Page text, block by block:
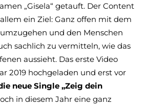
„Gisela“ getauft. Der Content
ein Ziel: Ganz offen mit dem
und den Menschen
sachlich zu vermitteln, wie das
aussieht. Das erste Video
2019 hochgeladen und erst vor
neue Single „Zeig dein
in diesem Jahr eine ganz